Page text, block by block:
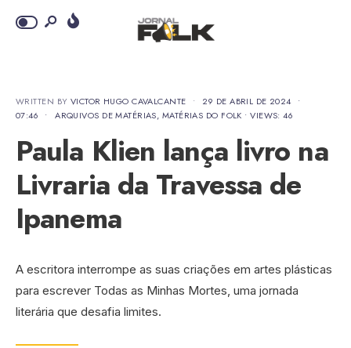
WRITTEN BY VICTOR HUGO CAVALCANTE • 29 DE ABRIL DE 2024 •
07:46
• ARQUIVOS DE MATÉRIAS, MATÉRIAS DO FOLK •VIEWS: 46
Paula Klien lança livro na
Livraria da Travessa de
Ipanema
A escritora interrompe as suas criações em artes plásticas
para escrever Todas as Minhas Mortes, uma jornada
literária que desafia limites.